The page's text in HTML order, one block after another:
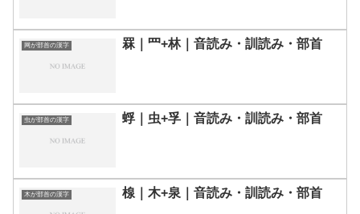
网が部首の漢字 罧｜罒+林｜音読み・訓読み・部首
虫が部首の漢字 蜉｜虫+孚｜音読み・訓読み・部首
木が部首の漢字 楾｜木+泉｜音読み・訓読み・部首